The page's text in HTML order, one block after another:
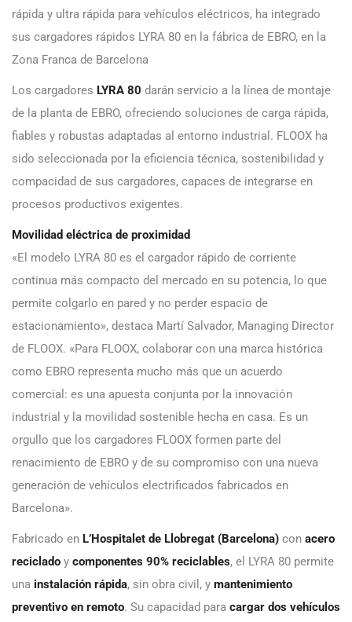
rápida y ultra rápida para vehículos eléctricos, ha integrado
sus cargadores rápidos LYRA 80 en la fábrica de EBRO, en la
Zona Franca de Barcelona
Los cargadores LYRA 80 darán servicio a la línea de montaje
de la planta de EBRO, ofreciendo soluciones de carga rápida,
fiables y robustas adaptadas al entorno industrial. FLOOX ha
sido seleccionada por la eficiencia técnica, sostenibilidad y
compacidad de sus cargadores, capaces de integrarse en
procesos productivos exigentes.
Movilidad eléctrica de proximidad
«El modelo LYRA 80 es el cargador rápido de corriente
continua más compacto del mercado en su potencia, lo que
permite colgarlo en pared y no perder espacio de
estacionamiento», destaca Martí Salvador, Managing Director
de FLOOX. «Para FLOOX, colaborar con una marca histórica
como EBRO representa mucho más que un acuerdo
comercial: es una apuesta conjunta por la innovación
industrial y la movilidad sostenible hecha en casa. Es un
orgullo que los cargadores FLOOX formen parte del
renacimiento de EBRO y de su compromiso con una nueva
generación de vehículos electrificados fabricados en
Barcelona».
Fabricado en L’Hospitalet de Llobregat (Barcelona) con acero
reciclado y componentes 90% reciclables, el LYRA 80 permite
una instalación rápida, sin obra civil, y mantenimiento
preventivo en remoto. Su capacidad para cargar dos vehículos